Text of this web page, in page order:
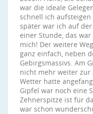
war die ideale
schnell ich
später war ich auf
einer Stunde, das
mich! Der weitere
ganz einfach, neben
Gebirgsmassivs. Am
nicht mehr weiter zur
Wetter hatte
Gipfel war noch eine
Zehnerspitze ist für
war schon